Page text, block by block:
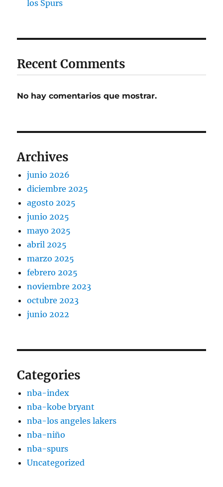
los Spurs
Recent Comments
No hay comentarios que mostrar.
Archives
junio 2026
diciembre 2025
agosto 2025
junio 2025
mayo 2025
abril 2025
marzo 2025
febrero 2025
noviembre 2023
octubre 2023
junio 2022
Categories
nba-index
nba-kobe bryant
nba-los angeles lakers
nba-niño
nba-spurs
Uncategorized